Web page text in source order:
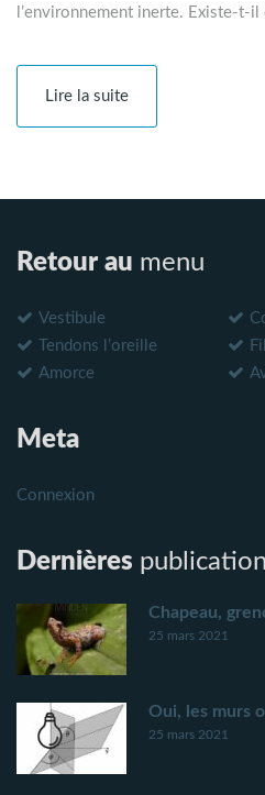
l’environnement inerte. Existe-t-il
Lire la suite
Retour au menu
Vestibule
Tendons l’oreille
Amorce
Meta
Connexion
Dernières
Chapeau,
25 mars 2021
Oui, les murs
25 mars 2021